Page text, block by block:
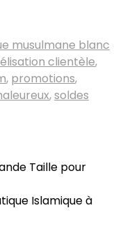
musulmane blanc
clientèle,
, promotions,
,soldes
Taille pour
Islamique à